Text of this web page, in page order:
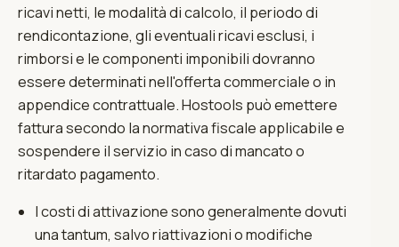
ricavi netti, le modalità di calcolo, il periodo di
rendicontazione, gli eventuali ricavi esclusi, i
rimborsi e le componenti imponibili dovranno
essere determinati nell'offerta commerciale o in
appendice contrattuale. Hostools può emettere
fattura secondo la normativa fiscale applicabile e
sospendere il servizio in caso di mancato o
ritardato pagamento.
I costi di attivazione sono generalmente dovuti
una tantum, salvo riattivazioni o modifiche